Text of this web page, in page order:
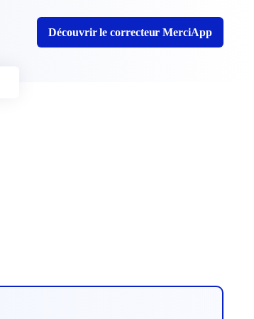
Découvrir le correcteur MerciApp